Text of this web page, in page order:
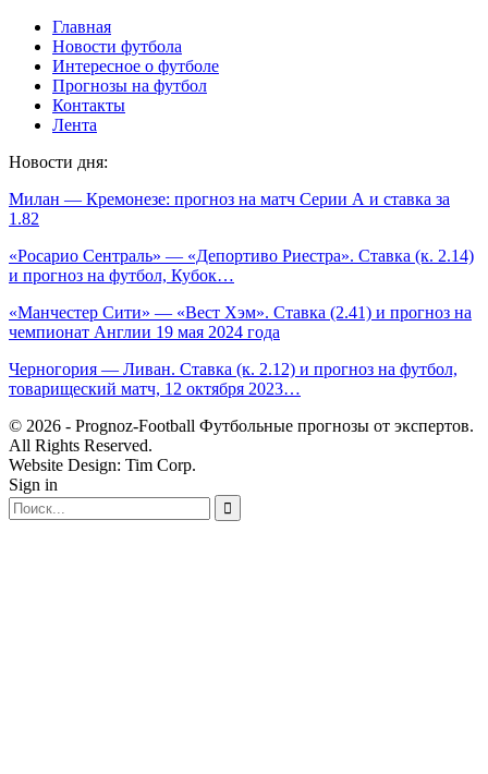
Главная
Новости футбола
Интересное о футболе
Прогнозы на футбол
Контакты
Лента
Новости дня:
Милан — Кремонезе: прогноз на матч Серии А и ставка за
1.82
«Росарио Сентраль» — «Депортиво Риестра». Ставка (к. 2.14)
и прогноз на футбол, Кубок…
«Манчестер Сити» — «Вест Хэм». Ставка (2.41) и прогноз на
чемпионат Англии 19 мая 2024 года
Черногория — Ливан. Ставка (к. 2.12) и прогноз на футбол,
товарищеский матч, 12 октября 2023…
© 2026 - Prognoz-Football Футбольные прогнозы от экспертов.
All Rights Reserved.
Website Design: Tim Corp.
Sign in